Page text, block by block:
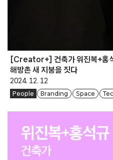
[Creator+] 건축가 위진복+홍
해방촌 새 지붕을 짓다
2024. 12. 12
People Branding Space